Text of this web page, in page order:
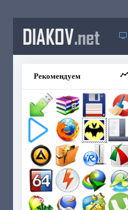
DIAKOV.net
Рекомендуем